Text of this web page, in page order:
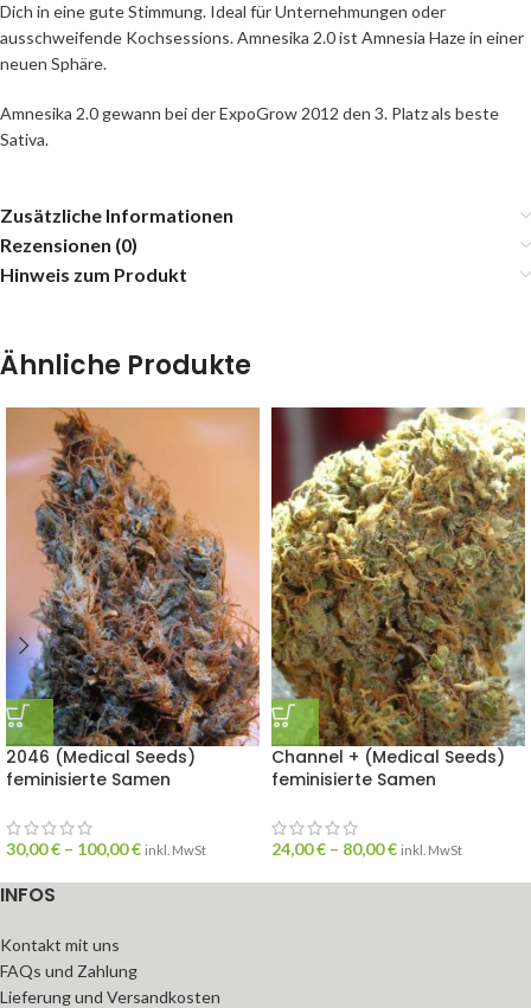
Dich in eine gute Stimmung. Ideal für Unternehmungen oder
ausschweifende Kochsessions. Amnesika 2.0 ist Amnesia Haze in einer
neuen Sphäre.
Amnesika 2.0 gewann bei der ExpoGrow 2012 den 3. Platz als beste
Sativa.
Zusätzliche Informationen
Rezensionen (0)
Hinweis zum Produkt
Ähnliche Produkte
2046 (Medical Seeds)
feminisierte Samen
30,00€ – 100,00€ inkl. MwSt
Channel + (Medical Seeds)
feminisierte Samen
24,00€ – 80,00€ inkl. MwSt
INFOS
Kontakt mit uns
FAQs und Zahlung
Lieferung und Versandkosten